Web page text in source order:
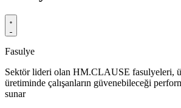
Fasulye
Sektör lideri olan HM.CLAUSE fasulyeleri,
üretiminde çalışanların güvenebileceği
sunar